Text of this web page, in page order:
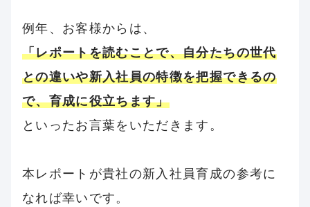
例年、お客様からは、
「レポートを読むことで、自分たちの世代
との違いや新入社員の特徴を把握できるの
で、育成に役立ちます」
といったお言葉をいただきます。
本レポートが貴社の新入社員育成の参考に
なれば幸いです。